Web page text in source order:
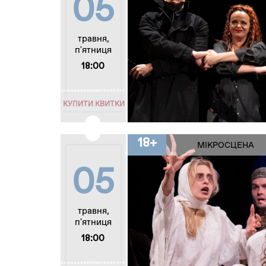
05
травня,
п'ятниця
18:00
КУПИТИ КВИТКИ
05
травня,
п'ятниця
18:00
18+ МІКРОСЦЕНА